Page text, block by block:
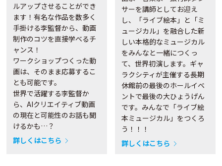
ルアップさせることができ
ます！有名な作品を数多く
手掛ける李監督から、動画
制作のコツを直接学べるチ
ャンス！
ワークショップつくった動
画は、そのまま応募するこ
とも可能です。
世界で活躍する李監督か
ら、AIクリエイティブ動画
の現在と可能性のお話も聞
けるかも…？
詳しくはこちら
サーを講師としてお迎え
し、「ライブ絵本」と「ミ
ュージカル」を融合した新
しい本格的なミュージカル
をみんなと一緒につくっ
て、世界初演します。ギャ
ラクシティが主催する長期
休館前の最後のホールイベ
ントで最後の大ひょうげん
です。みんなで「ライブ絵
本ミュージカル」をつくろ
う！！！
詳しくはこちら